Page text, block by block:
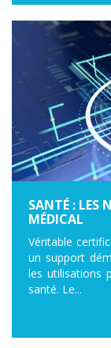
SANTÉ : LES
MÉDICAL
Véritable
un support
les utilisations
santé. Le...